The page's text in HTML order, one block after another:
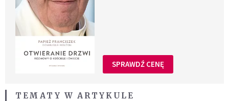
SPRAWDŹ CENĘ
TEMATY W ARTYKULE